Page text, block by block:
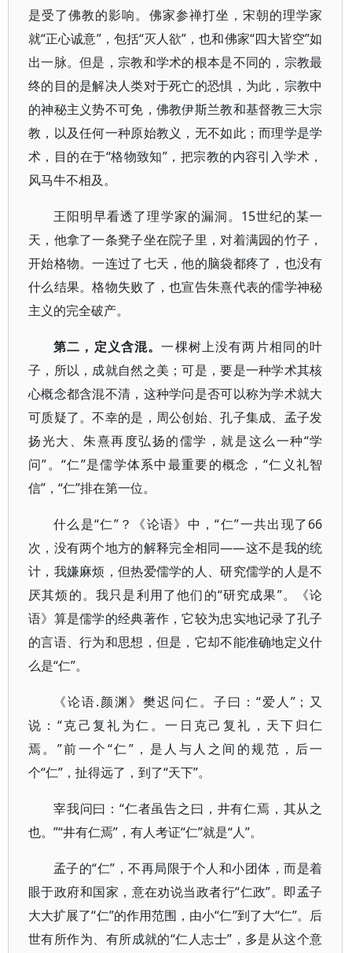
是受了佛教的影响。佛家参禅打坐，宋朝的理学家
就“正心诚意”，包括“灭人欲”，也和佛家“四大皆空”如
出一脉。但是，宗教和学术的根本是不同的，宗教最
终的目的是解决人类对于死亡的恐惧，为此，宗教中
的神秘主义势不可免，佛教伊斯兰教和基督教三大宗
教，以及任何一种原始教义，无不如此；而理学是学
术，目的在于“格物致知”，把宗教的内容引入学术，
风马牛不相及。
王阳明早看透了理学家的漏洞。15世纪的某一
天，他拿了一条凳子坐在院子里，对着满园的竹子，
开始格物。一连过了七天，他的脑袋都疼了，也没有
什么结果。格物失败了，也宣告朱熹代表的儒学神秘
主义的完全破产。
第二，定义含混。一棵树上没有两片相同的叶
子，所以，成就自然之美；可是，要是一种学术其核
心概念都含混不清，这种学问是否可以称为学术就大
可质疑了。不幸的是，周公创始、孔子集成、孟子发
扬光大、朱熹再度弘扬的儒学，就是这么一种“学
问”。“仁”是儒学体系中最重要的概念，“仁义礼智
信”，“仁”排在第一位。
什么是“仁”？《论语》中，“仁”一共出现了66
次，没有两个地方的解释完全相同——这不是我的统
计，我嫌麻烦，但热爱儒学的人、研究儒学的人是不
厌其烦的。我只是利用了他们的“研究成果”。《论
语》算是儒学的经典著作，它较为忠实地记录了孔子
的言语、行为和思想，但是，它却不能准确地定义什
么是“仁”。
《论语.颜渊》樊迟问仁。子曰：“爱人”；又
说：“克己复礼为仁。一日克己复礼，天下归仁
焉。”前一个“仁”，是人与人之间的规范，后一
个“仁”，扯得远了，到了“天下”。
宰我问曰：“仁者虽告之曰，井有仁焉，其从之
也。”“井有仁焉”，有人考证“仁”就是“人”。
孟子的“仁”，不再局限于个人和小团体，而是着
眼于政府和国家，意在劝说当政者行“仁政”。即孟子
大大扩展了“仁”的作用范围，由小“仁”到了大“仁”。后
世有所作为、有所成就的“仁人志士”，多是从这个意